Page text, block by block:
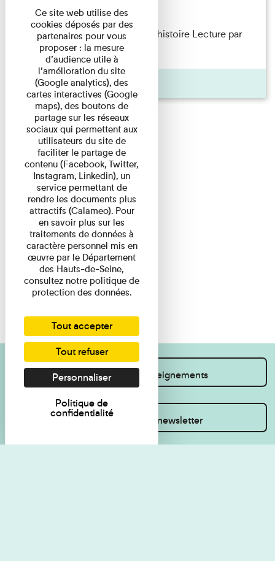
Lecture
Philippe Artières — Le dos de l’histoire Lecture par
l’auteur accompagné de ...
Pages
Je souhaite des renseignements
Inscrivez-vous à la newsletter
Ce site web utilise des
cookies déposés par des
partenaires pour vous
proposer : la mesure
d’audience utile à
l’amélioration du site
(Google analytics), des
cartes interactives (Google
maps), des boutons de
partage sur les réseaux
sociaux qui permettent aux
utilisateurs du site de
faciliter le partage de
contenu (Facebook, Twitter,
Instagram, Linkedin), un
service permettant de
rendre les documents plus
attractifs (Calameo). Pour
en savoir plus sur les
traitements de données à
caractère personnel mis en
œuvre par le Département
des Hauts-de-Seine,
consultez notre politique de
protection des données.
Tout accepter
Tout refuser
Personnaliser
Politique de
confidentialité